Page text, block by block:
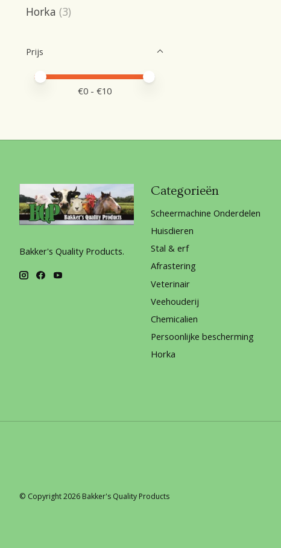
Horka (3)
Prijs
Minimale prijswaarde
Price maximum value
€0 - €10
Bakker's Quality Products.
Categorieën
Scheermachine Onderdelen
Huisdieren
Stal & erf
Afrastering
Veterinair
Veehouderij
Chemicalien
Persoonlijke bescherming
Horka
© Copyright 2026 Bakker's Quality Products